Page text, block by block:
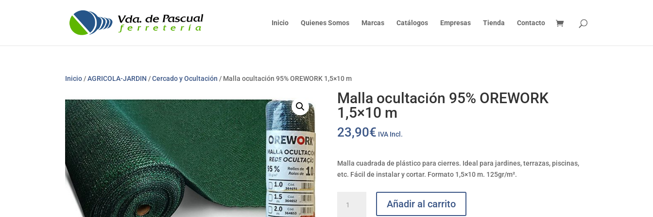
Inicio Quienes Somos Marcas Catálogos Empresas Tienda Contacto
Inicio /AGRICOLA-JARDIN /Cercado y Ocultación / Malla ocultación 95% OREWORK 1,5×10 m
Malla ocultación 95% OREWORK
1,5×10 m
23,90€ IVA Incl.
Malla cuadrada de plástico para cierres. Ideal para jardines, terrazas, piscinas,
etc. Fácil de instalar y cortar. Formato 1,5×10 m. 125gr/m².
ocultación
Añadir al carrito